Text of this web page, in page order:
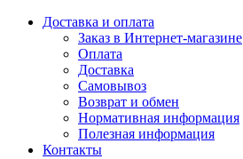
Доставка и оплата
Заказ в Интернет-магазине
Оплата
Доставка
Самовывоз
Возврат и обмен
Нормативная информация
Полезная информация
Контакты